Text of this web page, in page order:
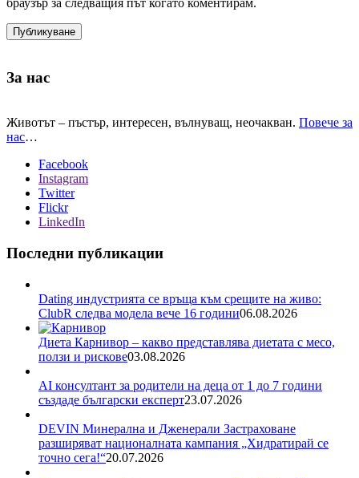
браузър за следващия път когато коментирам.
За нас
Животът – пъстър, интересен, вълнуващ, неочакван. Повече за
нас…
Facebook
Instagram
Twitter
Flickr
LinkedIn
Последни публикации
Dating индустрията се връща към срещите на живо:
ClubR следва модела вече 16 години06.08.2026
Диета Карнивор – какво представлява диетата с месо,
ползи и рискове03.08.2026
AI консултант за родители на деца от 1 до 7 години
създаде български експерт23.07.2026
DEVIN Минерална и Дженерали Застраховане
разширяват националната кампания „Хидратирай се
точно сега!“20.07.2026